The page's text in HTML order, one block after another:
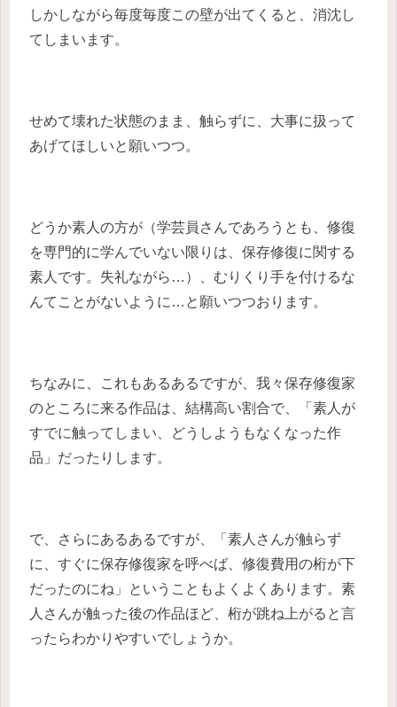
しかしながら毎度毎度この壁が出てくると、消沈し
てしまいます。
せめて壊れた状態のまま、触らずに、大事に扱って
あげてほしいと願いつつ。
どうか素人の方が（学芸員さんであろうとも、修復
を専門的に学んでいない限りは、保存修復に関する
素人です。失礼ながら…）、むりくり手を付けるな
んてことがないように…と願いつつおります。
ちなみに、これもあるあるですが、我々保存修復家
のところに来る作品は、結構高い割合で、「素人が
すでに触ってしまい、どうしようもなくなった作
品」だったりします。
で、さらにあるあるですが、「素人さんが触らず
に、すぐに保存修復家を呼べば、修復費用の桁が下
だったのにね」ということもよくよくあります。素
人さんが触った後の作品ほど、桁が跳ね上がると言
ったらわかりやすいでしょうか。